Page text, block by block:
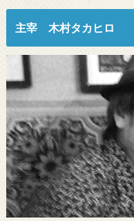
主宰 木村タカヒロ